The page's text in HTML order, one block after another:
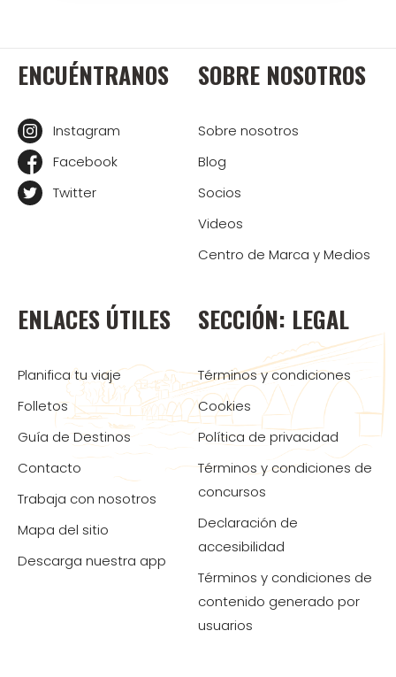
ENCUÉNTRANOS
Instagram
Facebook
Twitter
SOBRE NOSOTROS
Sobre nosotros
Blog
Socios
Videos
Centro de Marca y Medios
ENLACES ÚTILES
Planifica tu viaje
Folletos
Guía de Destinos
Contacto
Trabaja con nosotros
Mapa del sitio
Descarga nuestra app
SECCIÓN: LEGAL
Términos y condiciones
Cookies
Política de privacidad
Términos y condiciones de
concursos
Declaración de
accesibilidad
Términos y condiciones de
contenido generado por
usuarios